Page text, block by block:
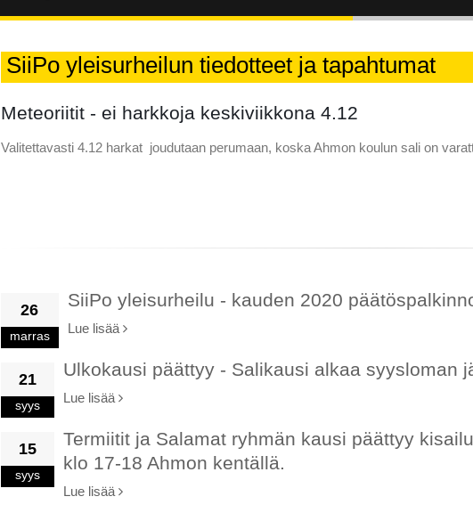
SiiPo yleisurheilun tiedotteet ja tapahtumat
Meteoriitit - ei harkkoja keskiviikkona 4.12
Valitettavasti 4.12 harkat joudutaan perumaan, koska Ahmon koulun sali on
26
marras
SiiPo yleisurheilu - kauden 2020
Lue lisää
21
syys
Ulkokausi päättyy - Salikausi alkaa syysloman
Lue lisää
15
syys
Termiitit ja Salamat ryhmän kausi päättyy
klo 17-18 Ahmon kentällä.
Lue lisää